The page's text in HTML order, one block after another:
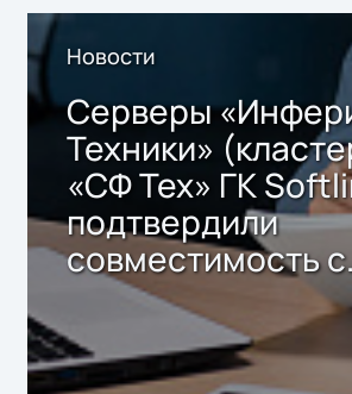
Новости
Серверы
Техники»
«СФ Тех» ГК
подтвердили
совместимость с
решением Sharx
Storage 2.x для
хранения данных